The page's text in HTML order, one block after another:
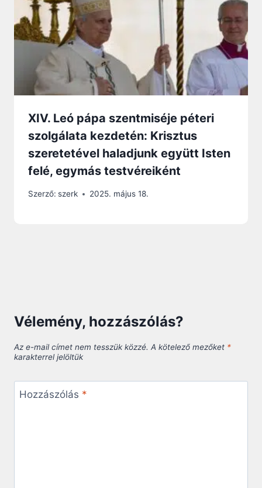
XIV. Leó pápa szentmiséje péteri
szolgálata kezdetén: Krisztus
szeretetével haladjunk együtt Isten
felé, egymás testvéreiként
Szerző: szerk 2025. május 18.
Vélemény, hozzászólás?
Az e-mail címet nem tesszük közzé. A kötelező mezőket *
karakterrel jelöltük
Hozzászólás *